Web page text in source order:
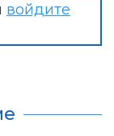
войдите